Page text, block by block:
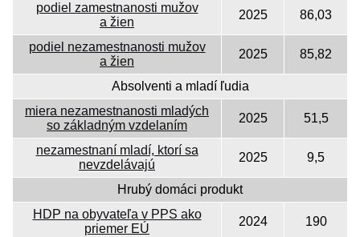
podiel zamestnanosti mužov
a žien
2025 86,03
podiel nezamestnanosti mužov
a žien
2025 85,82
Absolventi a mladí ľudia
miera nezamestnanosti mladých
so základným vzdelaním
2025 51,5
nezamestnaní mladí, ktorí sa
nevzdelávajú
2025 9,5
Hrubý domáci produkt
HDP na obyvateľa v PPS ako
priemer EÚ
2024 190